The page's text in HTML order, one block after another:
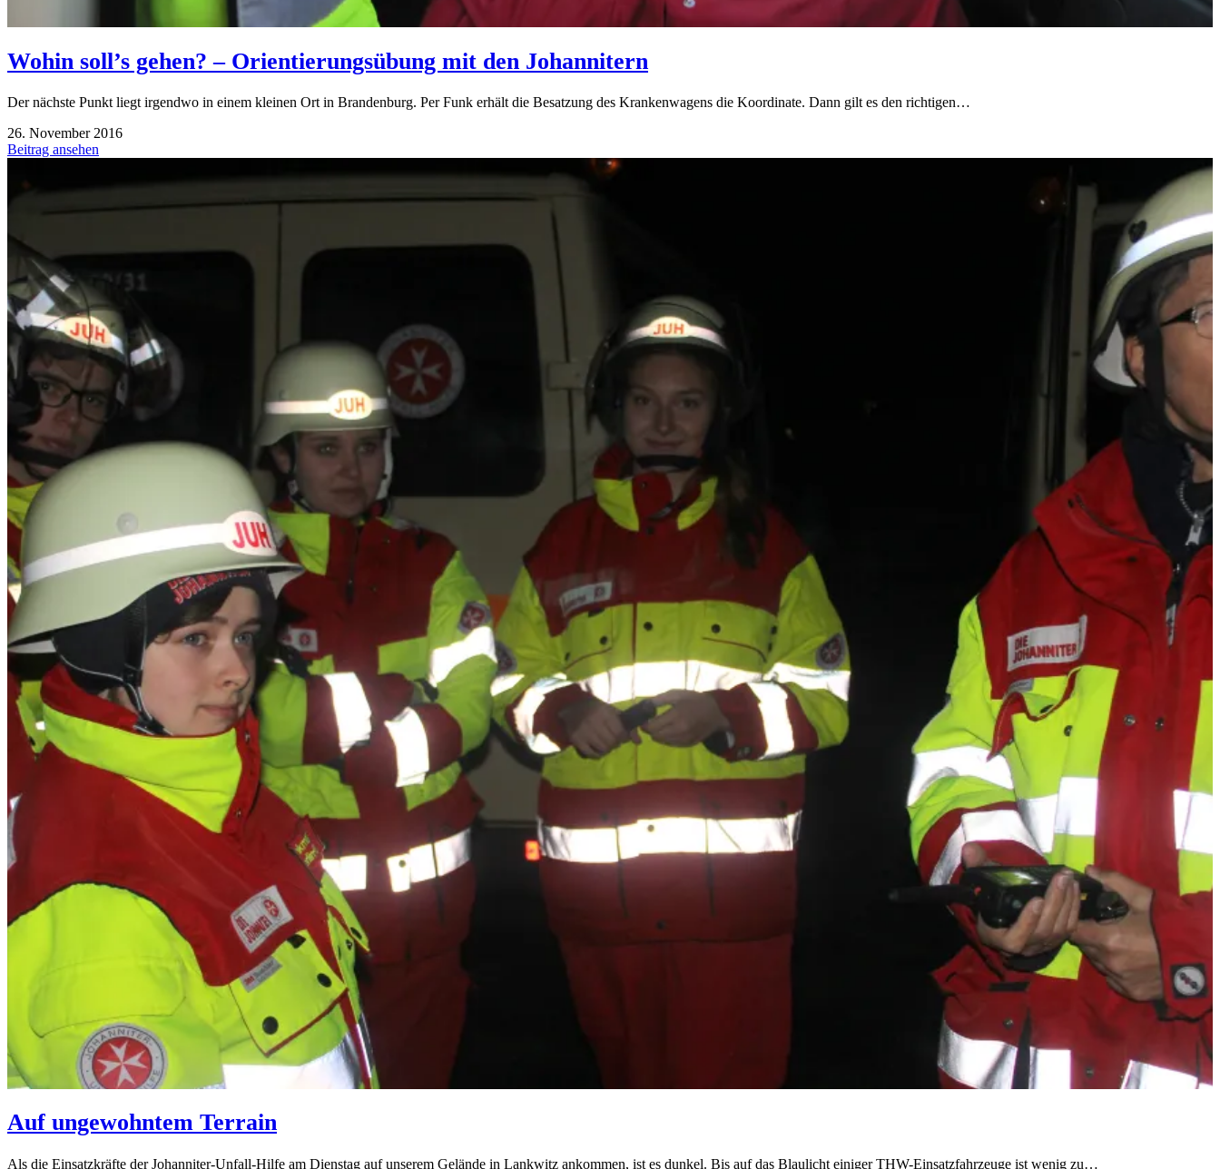
Wohin soll’s gehen? – Orientierungsübung mit den Johannitern
Der nächste Punkt liegt irgendwo in einem kleinen Ort in Brandenburg. Per Funk erhält die Besatzung des Krankenwagens die Koordinate. Dann gilt es den richtigen…
26. November 2016
Beitrag ansehen
Auf ungewohntem Terrain
Als die Einsatzkräfte der Johanniter-Unfall-Hilfe am Dienstag auf unserem Gelände in Lankwitz ankommen, ist es dunkel. Bis auf das Blaulicht einiger THW-Einsatzfahrzeuge ist wenig zu…